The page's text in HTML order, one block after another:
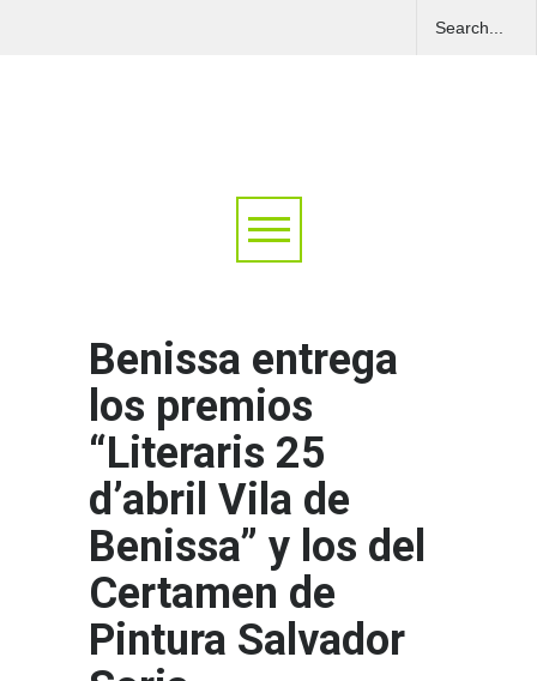
Benissa entrega
los premios
“Literaris 25
d’abril Vila de
Benissa” y los del
Certamen de
Pintura Salvador